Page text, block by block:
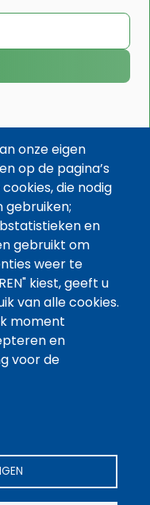
onze eigen
op de pagina’s
die nodig
gebruiken;
en
gebruikt om
weer te
kiest, geeft u
van alle cookies.
moment
en
voor de